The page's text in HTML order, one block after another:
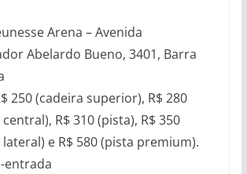
Arena – Avenida
Abelardo Bueno, 3401, Barra
250 (cadeira superior), R$ 280
R$ 310 (pista), R$ 350
e R$ 580 (pista premium).
entrada